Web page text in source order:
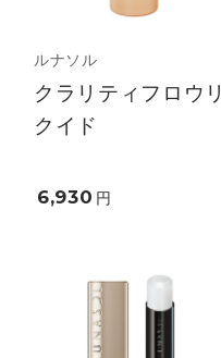
ルナソル
クラリティフロウリ
クイド
6,930 円